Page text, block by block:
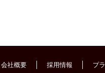
会社概要 採用情報 プ